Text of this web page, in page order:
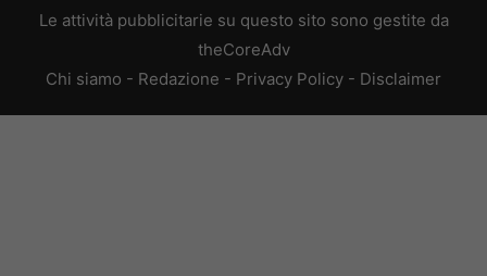
Le attività pubblicitarie su questo sito sono gestite da
theCoreAdv
Chi siamo - Redazione - Privacy Policy - Disclaimer